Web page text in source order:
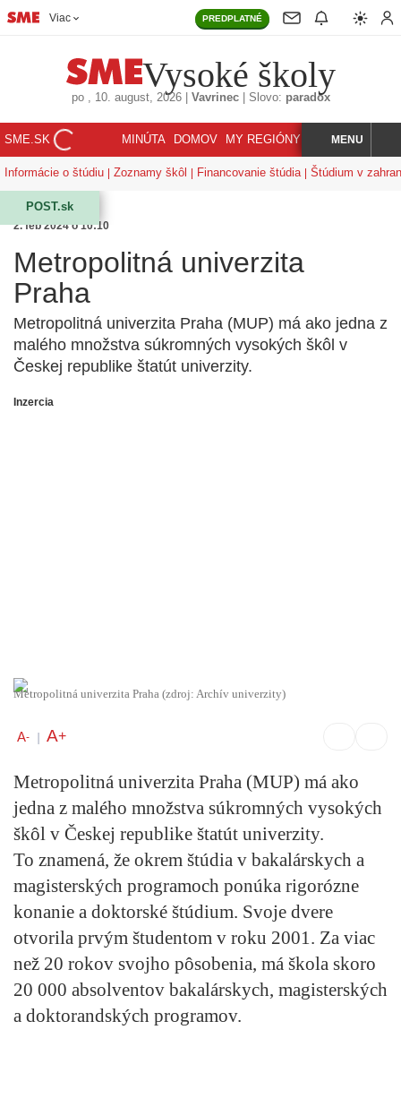
Viac PREDPLATNÉ
Vysoké školy
po, 10. august, 2026| Vavrinec| Slovo: paradox
SME.SK MINÚTA DOMOV MY REGIÓNY KORZÁR
HĽADAJMENU
Informácie o štúdiu Zoznamy škôl Financovanie štúdia Štúdium v
POST.sk
2. feb 2024 o 10:10
Metropolitná univerzita
Praha
Metropolitná univerzita Praha (MUP) má ako jedna z
malého množstva súkromných vysokých škôl v
Českej republike štatút univerzity.
Inzercia
Metropolitná univerzita Praha (zdroj: Archív univerzity)
A- | A+
Metropolitná univerzita Praha (MUP) má ako
jedna z malého množstva súkromných vysokých
škôl v Českej republike štatút univerzity.
To znamená, že okrem štúdia v bakalárskych a
magisterských programoch ponúka rigorózne
konanie a doktorské štúdium. Svoje dvere
otvorila prvým študentom v roku 2001. Za viac
než 20 rokov svojho pôsobenia, má škola skoro
20 000 absolventov bakalárskych, magisterských
a doktorandských programov.